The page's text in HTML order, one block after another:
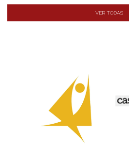
VER TODAS